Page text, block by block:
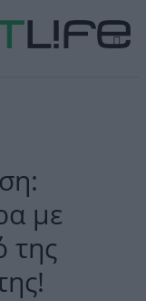
με
της